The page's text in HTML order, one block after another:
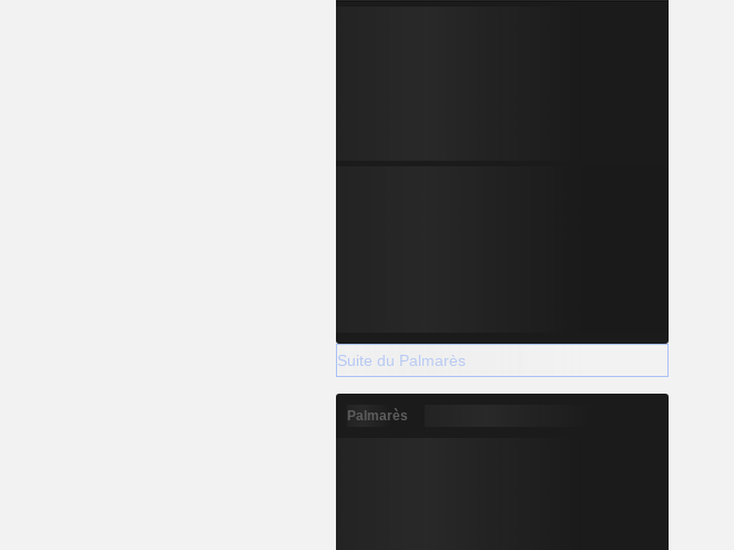
Suite du Palmarès
Palmarès